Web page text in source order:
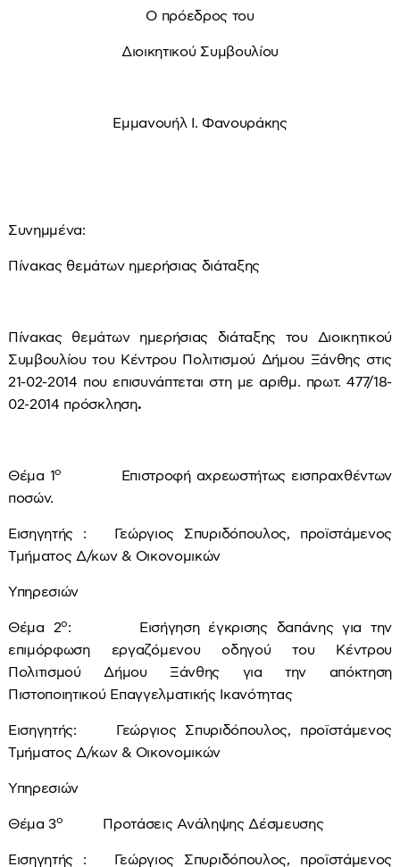
Ο πρόεδρος του
Διοικητικού Συμβουλίου
Εμμανουήλ Ι. Φανουράκης
Συνημμένα:
Πίνακας θεμάτων ημερήσιας διάταξης
Πίνακας θεμάτων ημερήσιας διάταξης του Διοικητικού
Συμβουλίου του Κέντρου Πολιτισμού Δήμου Ξάνθης στις
21-02-2014 που επισυνάπτεται στη με αριθμ. πρωτ. 477/18-
02-2014 πρόσκληση.
Θέμα 1ο
Επιστροφή αχρεωστήτως εισπραχθέντων
ποσών.
Εισηγητής : Γεώργιος Σπυριδόπουλος, προϊστάμενος
Τμήματος Δ/κων & Οικονομικών
Υπηρεσιών
Θέμα 2ο: Εισήγηση έγκρισης δαπάνης για την
επιμόρφωση εργαζόμενου οδηγού του Κέντρου
Πολιτισμού Δήμου Ξάνθης για την απόκτηση
Πιστοποιητικού Επαγγελματικής Ικανότητας
Εισηγητής: Γεώργιος Σπυριδόπουλος, προϊστάμενος
Τμήματος Δ/κων & Οικονομικών
Υπηρεσιών
Θέμα 3ο Προτάσεις Ανάληψης Δέσμευσης
Εισηγητής : Γεώργιος Σπυριδόπουλος, προϊστάμενος